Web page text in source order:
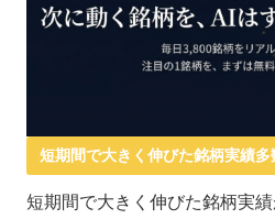
短期間で大きく伸びた銘柄実績多
短期間で大きく伸びた銘柄実